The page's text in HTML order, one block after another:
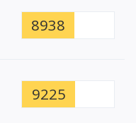
8938
9225